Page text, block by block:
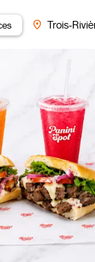
Trois-